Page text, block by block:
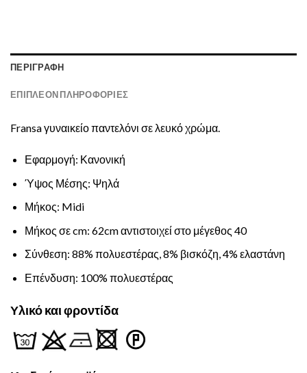
ΠΕΡΙΓΡΑΦΉ
ΕΠΙΠΛΈΟΝ ΠΛΗΡΟΦΟΡΊΕΣ
Fransa γυναικείο παντελόνι σε λευκό χρώμα.
Εφαρμογή: Κανονική
Ύψος Μέσης: Ψηλά
Μήκος: Midi
Μήκος σε cm: 62cm αντιστοιχεί στο μέγεθος 40
Σύνθεση: 88% πολυεστέρας, 8% βισκόζη, 4% ελαστάνη
Επένδυση: 100% πολυεστέρας
Υλικό και φροντίδα